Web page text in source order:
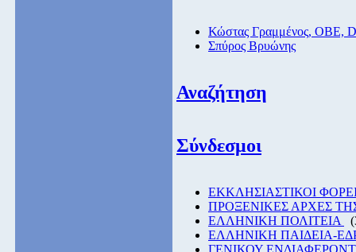
Κώστας Γραμμένος, ΟΒΕ,
Σπύρος Βρυώνης
Αναζήτηση
Σύνδεσμοι
EKKΛΗΣΙΑΣΤΙΚΟΙ
ΠΡΟΞΕΝΙΚΕΣ ΑΡΧΕΣ
ΕΛΛΗΝΙΚΗ ΠΟΛΙΤΕΙΑ
ΕΛΛΗΝΙΚΗ ΠΑΙΔΕΙΑ-
ΓΕΝΙΚΟΥ